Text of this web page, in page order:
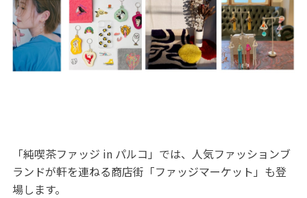
「純喫茶ファッジ in パルコ」では、人気ファッションブ
ランドが軒を連ねる商店街「ファッジマーケット」も登
場します。